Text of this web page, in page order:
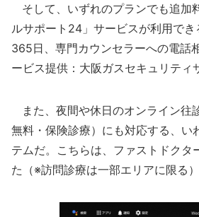
そして、いずれのプランでも追加
ルサポート24」サービスが利用で
365日、専門カウンセラーへの電話
ービス提供：大阪ガスセキュリティ
また、夜間や休日のオンライン往
無料・保険診療）にも対応する、い
テムだ。こちらは、ファストドクタ
た（※訪問診療は一部エリアに限る）